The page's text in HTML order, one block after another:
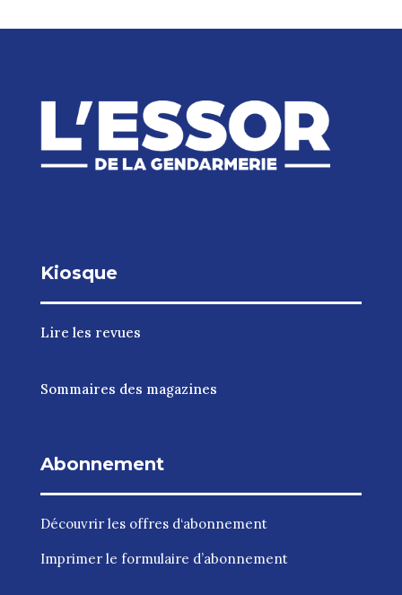
Kiosque
Lire les revues
Sommaires des magazines
Abonnement
Découvrir les offres d‘abonnement
Imprimer le formulaire d’abonnement